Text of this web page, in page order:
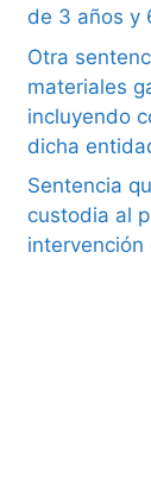
de 3 años y
Otra
materiales
incluyendo
dicha
Sentencia
custodia al